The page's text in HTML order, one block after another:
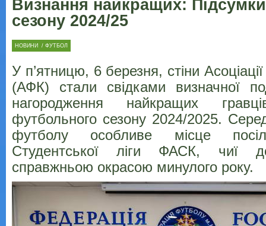
Визнання найкращих:
сезону 2024/25
НОВИНИ / ФУТБОЛ
У п’ятницю, 6 березня, стіни
(АФК) стали свідками визначної
нагородження найкращих
футбольного сезону 2024/2025.
футболу особливе місце
Студентської ліги ФАСК, чиї
справжньою окрасою минулого року.